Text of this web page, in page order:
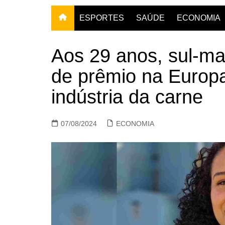
ESPORTES SAÚDE ECONOMIA
Aos 29 anos, sul-
de prêmio na
indústria da carne
07/08/2024 ECONOMIA